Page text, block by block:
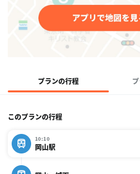
プランの行程
このプランの行程
10:10
岡山駅